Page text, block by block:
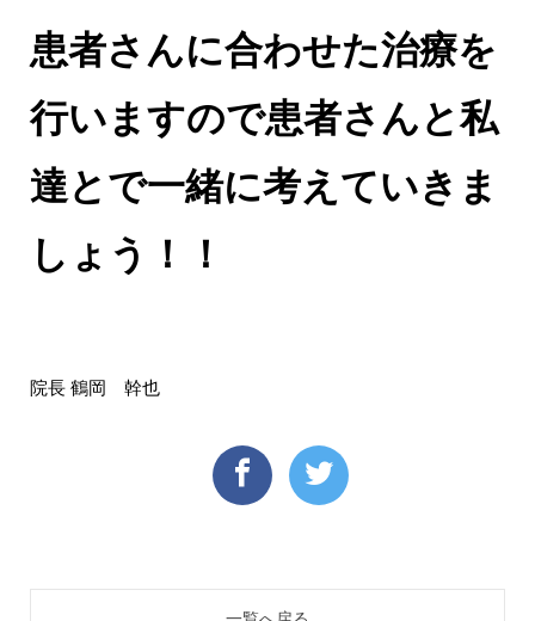
患者さんに合わせた治療を
行いますので患者さんと私
達とで一緒に考えていきま
しょう！！
院長 鶴岡 幹也
一覧へ戻る